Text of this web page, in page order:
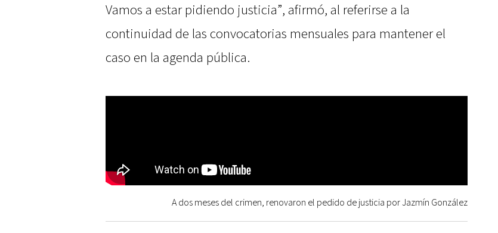
Vamos a estar pidiendo justicia”, afirmó, al referirse a la
continuidad de las convocatorias mensuales para mantener el
caso en la agenda pública.
A dos meses del crimen, renovaron el pedido de justicia por Jazmín González